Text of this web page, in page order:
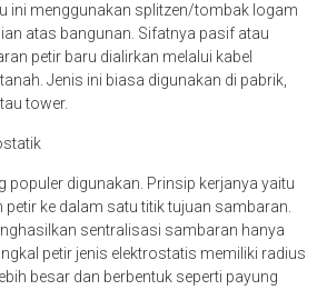
ini menggunakan splitzen/tombak logam
atas bangunan. Sifatnya pasif atau
petir baru dialirkan melalui kabel
Jenis ini biasa digunakan di pabrik,
tower.
populer digunakan. Prinsip kerjanya yaitu
ke dalam satu titik tujuan sambaran.
sentralisasi sambaran hanya
petir jenis elektrostatis memiliki radius
besar dan berbentuk seperti payung